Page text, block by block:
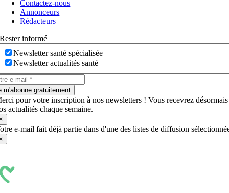
basculeContactez-nous
Annonceurs
Rédacteurs
Rester informé
Newsletter santé spécialisée
Newsletter actualités santé
m'abonne gratuitement
pour votre inscription à nos newsletters ! Vous recevrez désormais
actualités chaque semaine.
e-mail fait déjà partie dans d'une des listes de diffusion